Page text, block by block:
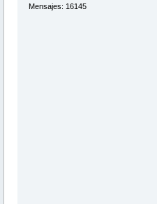
Mensajes: 16145